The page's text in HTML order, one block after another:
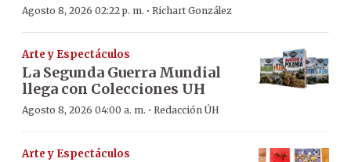
Agosto 8, 2026 02:22 p. m. · Richart González
Arte y Espectáculos
La Segunda Guerra Mundial
llega con Colecciones UH
Agosto 8, 2026 04:00 a. m. · Redacción ÚH
Arte y Espectáculos